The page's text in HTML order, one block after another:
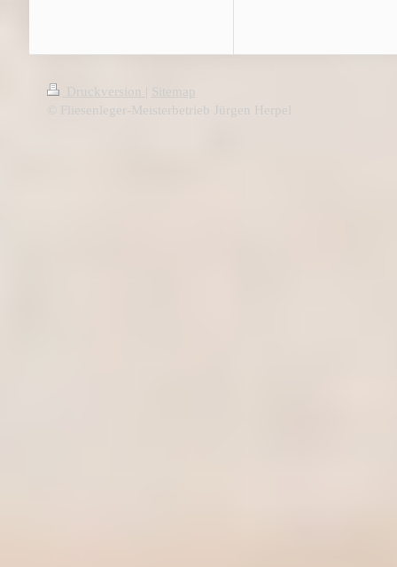
Druckversion
Sitemap
© Fliesenleger-Meisterbetrieb Jürgen Herpel